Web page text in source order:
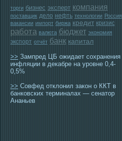
торги бизнес эксперт компания
поставщик дело нефть технологии Россия
вакансии импорт биржа кредит кризис
работа валюта бюджет экономия
экспорт отчёт банк капитал
>> Зампред ЦБ ожидает сохранения
инфляции в декабре на уровне 0,4-
0,5%
>> Совфед отклонил закон о ККТ в
банковских терминалах — сенатор
Ананьев